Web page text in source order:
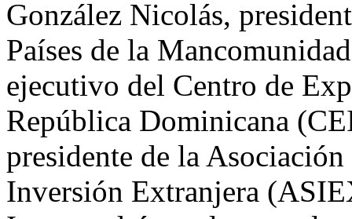
González Nicolás,
Países de la
ejecutivo del Centro de
República Dominicana
presidente de la
Inversión Extranjera